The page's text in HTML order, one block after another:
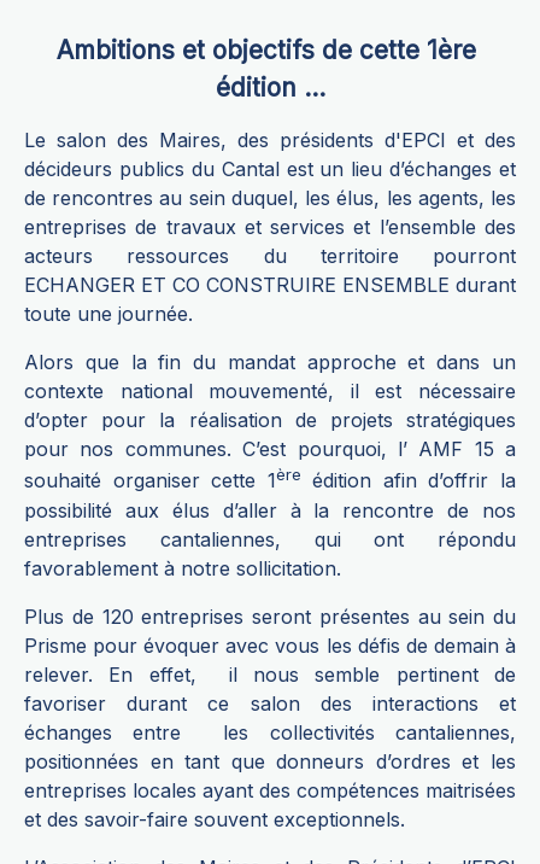
Ambitions et objectifs de cette 1ère
édition ...
Le salon des Maires, des présidents d'EPCI et des
décideurs publics du Cantal est un lieu d’échanges et
de rencontres au sein duquel, les élus, les agents, les
entreprises de travaux et services et l’ensemble des
acteurs ressources du territoire pourront
ECHANGER ET CO CONSTRUIRE ENSEMBLE durant
toute une journée.
Alors que la fin du mandat approche et dans un
contexte national mouvementé, il est nécessaire
d’opter pour la réalisation de projets stratégiques
pour nos communes. C’est pourquoi, l’ AMF 15 a
souhaité organiser cette 1ère
édition afin d’offrir la
possibilité aux élus d’aller à la rencontre de nos
entreprises cantaliennes, qui ont répondu
favorablement à notre sollicitation.
Plus de 120 entreprises seront présentes au sein du
Prisme pour évoquer avec vous les défis de demain à
relever. En effet, il nous semble pertinent de
favoriser durant ce salon des interactions et
échanges entre les collectivités cantaliennes,
positionnées en tant que donneurs d’ordres et les
entreprises locales ayant des compétences maitrisées
et des savoir-faire souvent exceptionnels.